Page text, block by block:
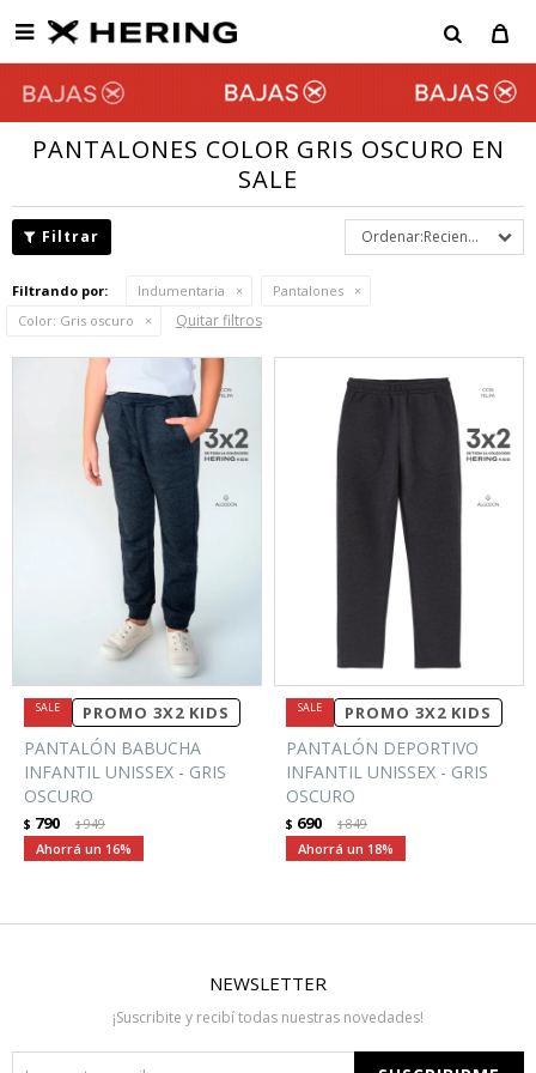

PANTALONES COLOR GRIS OSCURO EN
SALE
Recientes
Filtrando por: Indumentaria
Pantalones
Color: Gris oscuro Quitar filtros
PROMO 3X2 KIDS
PANTALÓN BABUCHA
INFANTIL UNISSEX - GRIS
OSCURO
$ 790 $949
16
PROMO 3X2 KIDS
PANTALÓN DEPORTIVO
INFANTIL UNISSEX - GRIS
OSCURO
$ 690 $849
18
NEWSLETTER
¡Suscribite y recibí todas nuestras novedades!